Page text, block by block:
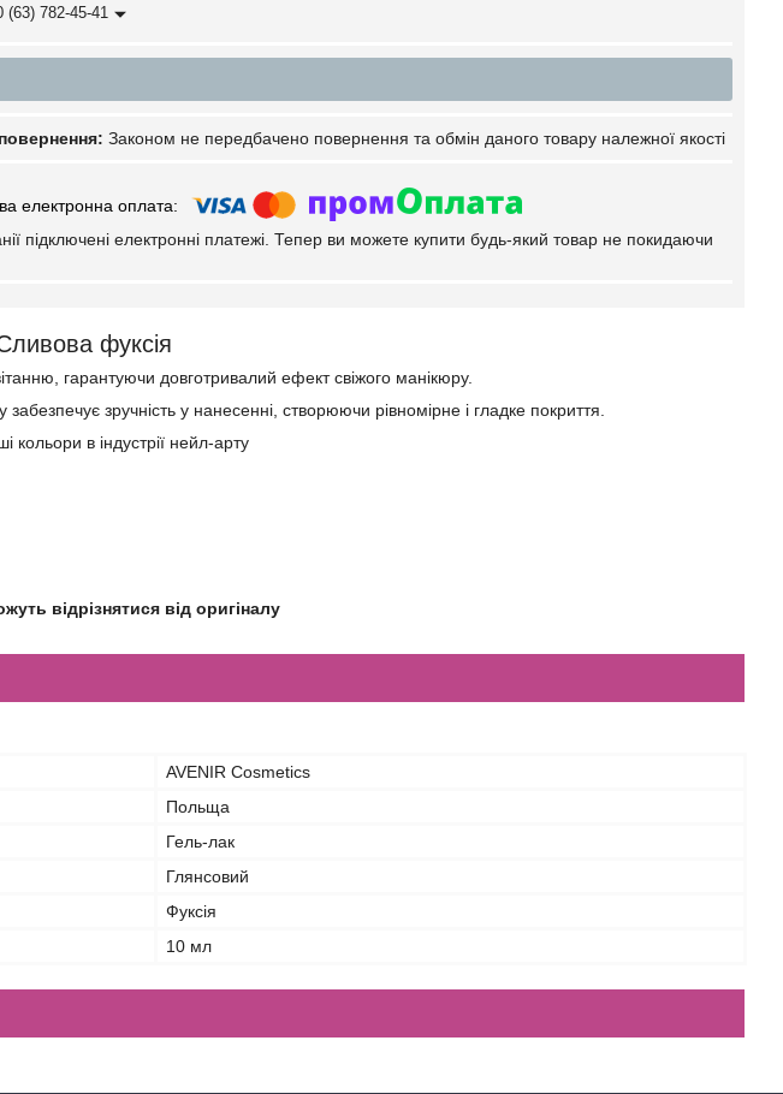
(63) 782-45-41
Законом не передбачено повернення та обмін даного товару належної якості
підключені електронні платежі. Тепер ви можете купити будь-який товар не покидаючи
фуксія
гарантуючи довготривалий ефект свіжого манікюру.
зручність у нанесенні, створюючи рівномірне і гладке покриття.
кольори в індустрії нейл-арту
відрізнятися від оригіналу
AVENIR Cosmetics
Польща
Гель-лак
Глянсовий
Фуксія
10 мл